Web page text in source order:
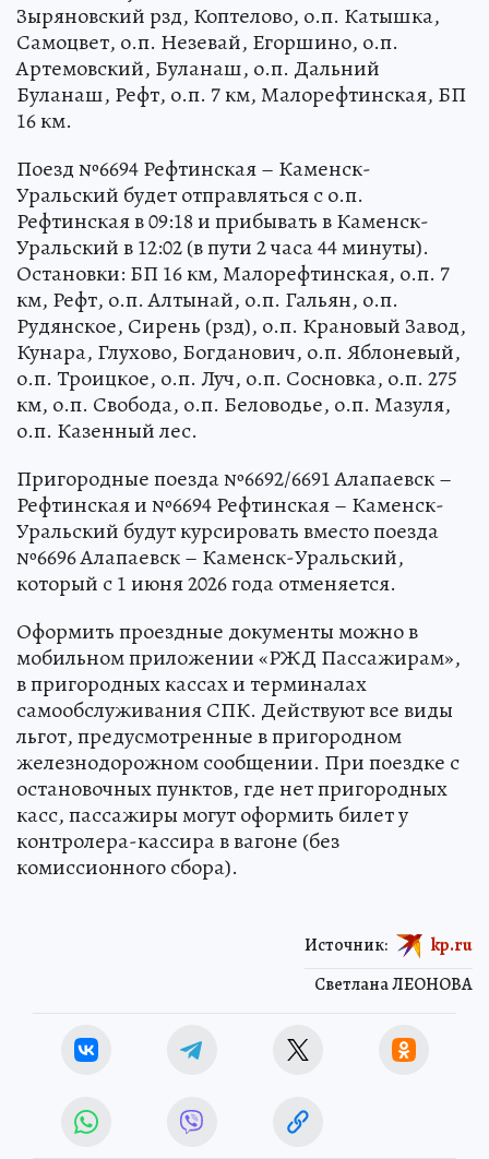
Зыряновский рзд, Коптелово, о.п. Катышка,
Самоцвет, о.п. Незевай, Егоршино, о.п.
Артемовский, Буланаш, о.п. Дальний
Буланаш, Рефт, о.п. 7 км, Малорефтинская, БП
16 км.
Поезд №6694 Рефтинская – Каменск-
Уральский будет отправляться с о.п.
Рефтинская в 09:18 и прибывать в Каменск-
Уральский в 12:02 (в пути 2 часа 44 минуты).
Остановки: БП 16 км, Малорефтинская, о.п. 7
км, Рефт, о.п. Алтынай, о.п. Гальян, о.п.
Рудянское, Сирень (рзд), о.п. Крановый Завод,
Кунара, Глухово, Богданович, о.п. Яблоневый,
о.п. Троицкое, о.п. Луч, о.п. Сосновка, о.п. 275
км, о.п. Свобода, о.п. Беловодье, о.п. Мазуля,
о.п. Казенный лес.
Пригородные поезда №6692/6691 Алапаевск –
Рефтинская и №6694 Рефтинская – Каменск-
Уральский будут курсировать вместо поезда
№6696 Алапаевск – Каменск-Уральский,
который с 1 июня 2026 года отменяется.
Оформить проездные документы можно в
мобильном приложении «РЖД Пассажирам»,
в пригородных кассах и терминалах
самообслуживания СПК. Действуют все виды
льгот, предусмотренные в пригородном
железнодорожном сообщении. При поездке с
остановочных пунктов, где нет пригородных
касс, пассажиры могут оформить билет у
контролера-кассира в вагоне (без
комиссионного сбора).
Светлана ЛЕОНОВА
Источник: kp.ru